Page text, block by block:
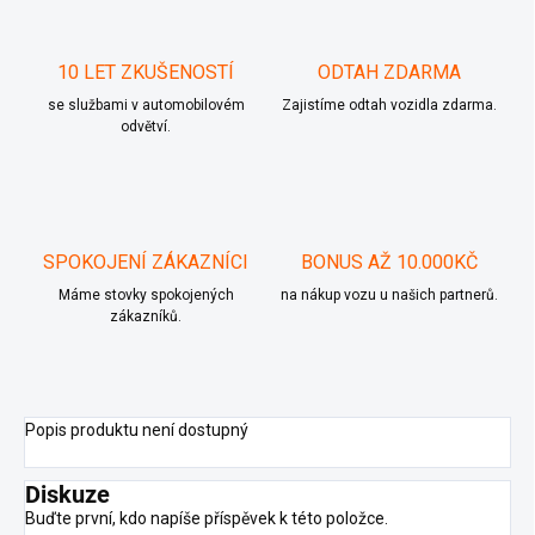
10 LET ZKUŠENOSTÍ
se službami v automobilovém
odvětví.
ODTAH ZDARMA
Zajistíme odtah vozidla zdarma.
SPOKOJENÍ ZÁKAZNÍCI
Máme stovky spokojených
zákazníků.
BONUS AŽ 10.000KČ
na nákup vozu u našich partnerů.
Popis produktu není dostupný
Diskuze
Buďte první, kdo napíše příspěvek k této položce.